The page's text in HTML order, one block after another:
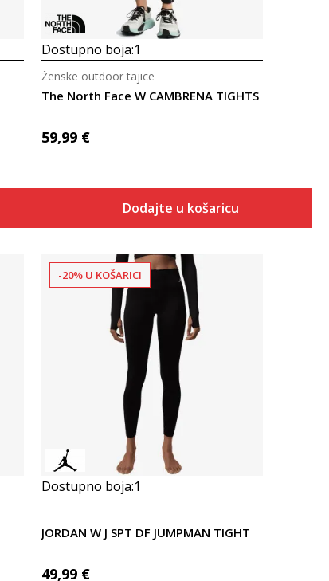
Dostupno boja:1
The North Face W CAMBRENA TIGHTS
Ženske outdoor tajice
59,99 €
Dodajte u košaricu
Uporedi
-20% U KOŠARICI
Dostupno boja:1
JORDAN W J SPT DF JUMPMAN TIGHT
49,99 €